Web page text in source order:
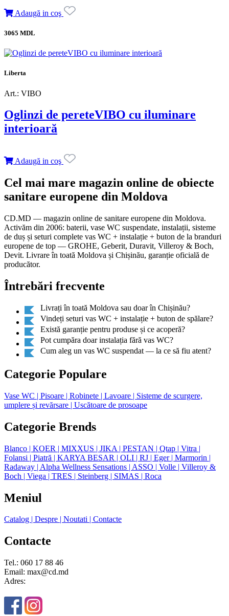
Adaugă in coş
3065 MDL
Liberta
Art.: VIBO
Oglinzi de pereteVIBO cu iluminare
interioară
Adaugă in coş
Cel mai mare magazin online de obiecte
sanitare europene din Moldova
CD.MD — magazin online de sanitare europene din Moldova.
Activăm din 2006: baterii, vase WC suspendate, instalații, sisteme
de duș și seturi complete vas WC + instalație + buton de la branduri
europene de top — GROHE, Geberit, Duravit, Villeroy & Boch,
Devit. Livrare în toată Moldova și Chișinău, garanție oficială de
producător.
Întrebări frecvente
Livrați în toată Moldova sau doar în Chișinău?
Vindeți seturi vas WC + instalație + buton de spălare?
Există garanție pentru produse și ce acoperă?
Pot cumpăra doar instalația fără vas WC?
Cum aleg un vas WC suspendat — la ce să fiu atent?
Categorie Populare
Vase WC | Pisoare | Robinete | Lavoare | Sisteme de scurgere,
umplere și revărsare | Uscătoare de prosoape
Categorie Brends
Blanco | KOER | MIXXUS | JIKA | PESTAN | Qtap | Vitra |
Folansi | Piatră | KARYA BESAR | OLI | RJ | Eger | Marmorin |
Radaway | Alpha Wellness Sensations | ASSO | Volle | Villeroy &
Boch | Viega | TRES | Steinberg | SIMAS | Roca
Meniul
Catalog | Despre | Noutati | Contacte
Contacte
Tel.: 060 17 88 46
Email: max@cd.md
Adres: